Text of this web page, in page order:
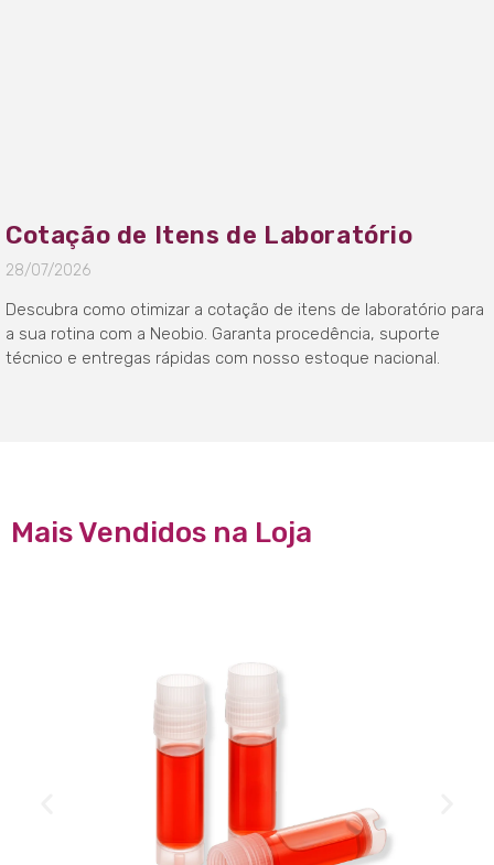
Cotação de Itens de Laboratório
28/07/2026
Descubra como otimizar a cotação de itens de laboratório para
a sua rotina com a Neobio. Garanta procedência, suporte
técnico e entregas rápidas com nosso estoque nacional.
Mais Vendidos na Loja